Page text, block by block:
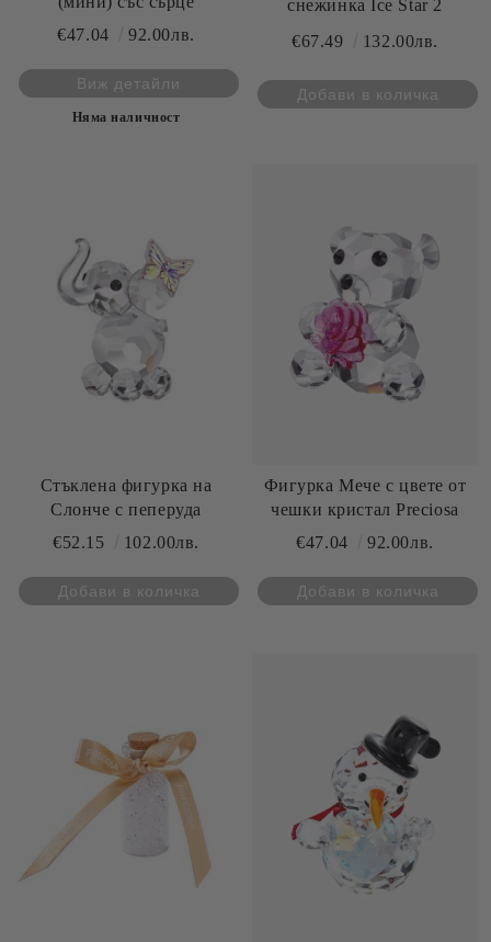
€47.04
92.00лв.
Виж детайли
Няма наличност
снежинка Ice Star 2
€67.49
132.00лв.
Стъклена фигурка на
Слонче с пеперуда
€52.15
102.00лв.
Фигурка Мече с цвете от
чешки кристал Preciosa
€47.04
92.00лв.